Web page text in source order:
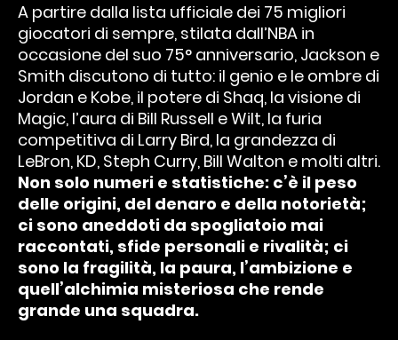
A partire dalla lista ufficiale dei 75 migliori
giocatori di sempre, stilata dall’NBA in
occasione del suo 75° anniversario, Jackson e
Smith discutono di tutto: il genio e le ombre di
Jordan e Kobe, il potere di Shaq, la visione di
Magic, l’aura di Bill Russell e Wilt, la furia
competitiva di Larry Bird, la grandezza di
LeBron, KD, Steph Curry, Bill Walton e molti altri.
Non solo numeri e statistiche: c’è il peso
delle origini, del denaro e della notorietà;
ci sono aneddoti da spogliatoio mai
raccontati, sfide personali e rivalità; ci
sono la fragilità, la paura, l’ambizione e
quell’alchimia misteriosa che rende
grande una squadra.